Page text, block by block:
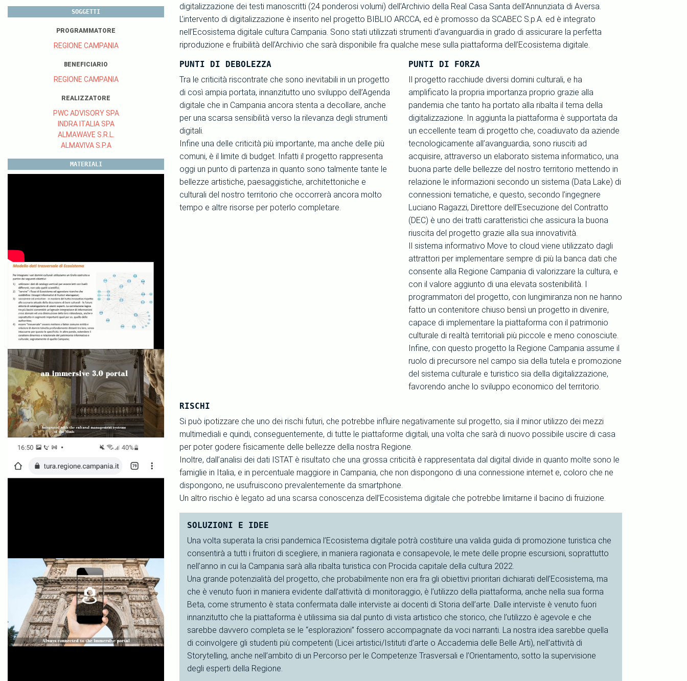
SOGGETTI
PROGRAMMATORE
REGIONE CAMPANIA
BENEFICIARIO
REGIONE CAMPANIA
REALIZZATORE
PWC ADVISORY SPA
INDRA ITALIA SPA
ALMAWAVE S.R.L.
ALMAVIVA S.P.A
MATERIALI
digitalizzazione dei testi manoscritti (24 ponderosi volumi) dell’Archivio della Real Casa Santa dell’Annunziata di Aversa.
L’intervento di digitalizzazione è inserito nel progetto BIBLIO ARCCA, ed è promosso da SCABEC S.p.A. ed è integrato
nell’Ecosistema digitale cultura Campania. Sono stati utilizzati strumenti d’avanguardia in grado di assicurare la perfetta
riproduzione e fruibilità dell’Archivio che sarà disponibile fra qualche mese sulla piattaforma dell’Ecosistema digitale.
PUNTI DI DEBOLEZZA
Tra le criticità riscontrate che sono inevitabili in un progetto
di così ampia portata, innanzitutto uno sviluppo dell’Agenda
digitale che in Campania ancora stenta a decollare, anche
per una scarsa sensibilità verso la rilevanza degli strumenti
digitali.
Infine una delle criticità più importante, ma anche delle più
comuni, è il limite di budget. Infatti il progetto rappresenta
oggi un punto di partenza in quanto sono talmente tante le
bellezze artistiche, paesaggistiche, architettoniche e
culturali del nostro territorio che occorrerà ancora molto
tempo e altre risorse per poterlo completare.
PUNTI DI FORZA
Il progetto racchiude diversi domini culturali, e ha
amplificato la propria importanza proprio grazie alla
pandemia che tanto ha portato alla ribalta il tema della
digitalizzazione. In aggiunta la piattaforma è supportata da
un eccellente team di progetto che, coadiuvato da aziende
tecnologicamente all’avanguardia, sono riusciti ad
acquisire, attraverso un elaborato sistema informatico, una
buona parte delle bellezze del nostro territorio mettendo in
relazione le informazioni secondo un sistema (Data Lake) di
connessioni tematiche, e questo, secondo l’ingegnere
Luciano Ragazzi, Direttore dell’Esecuzione del Contratto
(DEC) è uno dei tratti caratteristici che assicura la buona
riuscita del progetto grazie alla sua innovatività.
Il sistema informativo Move to cloud viene utilizzato dagli
attrattori per implementare sempre di più la banca dati che
consente alla Regione Campania di valorizzare la cultura, e
con il valore aggiunto di una elevata sostenibilità. I
programmatori del progetto, con lungimiranza non ne hanno
fatto un contenitore chiuso bensì un progetto in divenire,
capace di implementare la piattaforma con il patrimonio
culturale di realtà territoriali più piccole e meno conosciute.
Infine, con questo progetto la Regione Campania assume il
ruolo di precursore nel campo sia della tutela e promozione
del sistema culturale e turistico sia della digitalizzazione,
favorendo anche lo sviluppo economico del territorio.
RISCHI
Si può ipotizzare che uno dei rischi futuri, che potrebbe influire negativamente sul progetto, sia il minor utilizzo dei mezzi
multimediali e quindi, conseguentemente, di tutte le piattaforme digitali, una volta che sarà di nuovo possibile uscire di casa
per poter godere fisicamente delle bellezze della nostra Regione.
Inoltre, dall’analisi dei dati ISTAT è risultato che una grossa criticità è rappresentata dal digital divide in quanto molte sono le
famiglie in Italia, e in percentuale maggiore in Campania, che non dispongono di una connessione internet e, coloro che ne
dispongono, ne usufruiscono prevalentemente da smartphone.
Un altro rischio è legato ad una scarsa conoscenza dell’Ecosistema digitale che potrebbe limitarne il bacino di fruizione.
SOLUZIONI E IDEE
Una volta superata la crisi pandemica l’Ecosistema digitale potrà costituire una valida guida di promozione turistica che
consentirà a tutti i fruitori di scegliere, in maniera ragionata e consapevole, le mete delle proprie escursioni, soprattutto
nell’anno in cui la Campania sarà alla ribalta turistica con Procida capitale della cultura 2022.
Una grande potenzialità del progetto, che probabilmente non era fra gli obiettivi prioritari dichiarati dell’Ecosistema, ma
che è venuto fuori in maniera evidente dall’attività di monitoraggio, è l’utilizzo della piattaforma, anche nella sua forma
Beta, come strumento è stata confermata dalle interviste ai docenti di Storia dell’arte. Dalle interviste è venuto fuori
innanzitutto che la piattaforma è utilissima sia dal punto di vista artistico che storico, che l’utilizzo è agevole e che
sarebbe davvero completa se le “esplorazioni” fossero accompagnate da voci narranti. La nostra idea sarebbe quella
di coinvolgere gli studenti più competenti (Licei artistici/Istituti d’arte o Accademia delle Belle Arti), nell’attività di
Storytelling, anche nell’ambito di un Percorso per le Competenze Trasversali e l’Orientamento, sotto la supervisione
degli esperti della Regione.